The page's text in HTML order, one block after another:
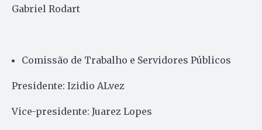
Gabriel Rodart
Comissão de Trabalho e Servidores Públicos
Presidente: Izidio ALvez
Vice-presidente: Juarez Lopes